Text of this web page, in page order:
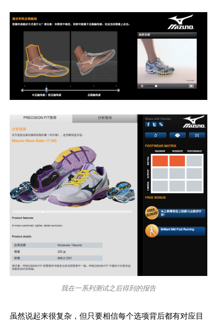
我在一系列测试之后得到的报告
虽然说起来很复杂，但只要相信每个选项背后都有对应目